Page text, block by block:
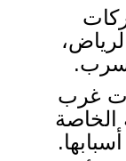
غرب
الخاصة